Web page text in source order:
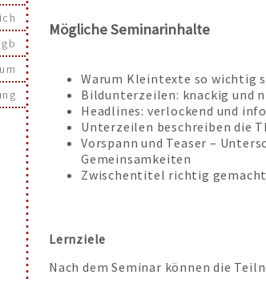
Mögliche Seminarinhalte
Warum Kleintexte so wichtig
Bildunterzeilen: knackig und
Headlines: verlockend und
Unterzeilen beschreiben die
Vorspann und Teaser –
Gemeinsamkeiten
Zwischentitel richtig gemacht
Lernziele
Nach dem Seminar können die